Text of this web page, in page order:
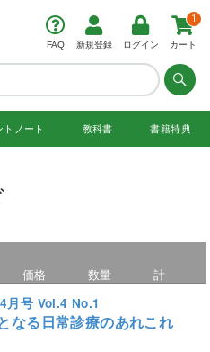
FAQ 新規登録 ログイン カート
1
ト ノート 教科書 書籍特典
価格 数量
計
月号 Vol.4 No.1
なる日常診療のあれこれ